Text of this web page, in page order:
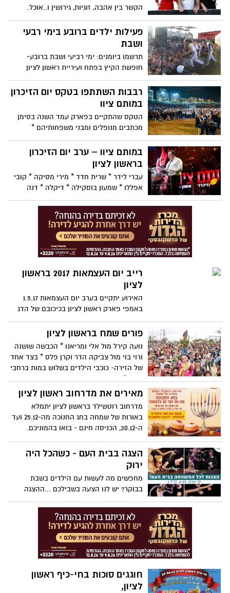
הקשר בין אהבה, זוגיות, גירושין ו..אוכל.
המופע "מבשלים זוגיות" סגר כבר למעלה
ממאה הצגות וסבב הופעות בארה"ב ועכשיו
הוא מגיע אלינו במתכון חדש. מצחיק יותר,
פעילות ילדים ברובע בימי רבעי
ושבת
תרשמו ביומנים: ימי רביעי ושבת ברובע-
חופשת הקיץ בפתח ועיריית ראשון לציון
מכינה לכם שפע של פעילויות חינמיות לקראת
החופשה
רבבות השתתפו בטקס יום הזיכרון
במותם ציוו
הטקס שהתקיים בפארק עמד השנה בסימן
מכתבים מנופלים ומבני משפחותיהם *
הסיפורים לוו בשירי אמנים * "לעד נזכור
וננצור בליבנו את הנופלים, שלזכותם נזקפים
התגברותה וקיומה והדרה ועוצמתה של מדינת
ישראל" אמר ראש העירייה, דב צור.
במותם ציוו – ערב יום הזיכרון
בראשון לציון
עברי לידר * שרית חדד * מירי מסיקה * קובי
אפללו * שמעון בוסקילה * דיקלה * דנה
לפידות * ירדנה ארזי ויונתן רזאל ילוו את
סיפורי הנופלים
רייב יום העצמאות 2017 בראשון
לציון
האירוע יתקיים בערב יום העצמאות 1.5.17
באמפי פארק ראשון לציון בכיכובם של הדג
נחש, התקווה 6, מוקי, אליעד, סקאזי, סטטיק
ובן אל, האולטראס ועוד רבים וטובים
פורים שמח בראשון לציון
נועה קירל מול אלי ומריאנו * הכבשה שושנה
ורוי בוי מול צביקה הדר וקרן פלס * בצד אחד
של הזירה- כוכבי הילדים בשלוש במות ברחבי
העיר * בצד השני הבדרנים הכי מצחיקים
בפסטיבל הצחוק על שם ספי ריבלין * פורים
מאירים את מדרחוב ראשון לציון
מדרחוב רוטשילד בראשון לציון יתמלא
באורות של שמחה בחג החנוכה מה-25.12 ועד
ה-30.12, הכניסה חינם - בואו בהמוניכם.
הצגה בבית העם - כשהכל היה
ירוק
מחפשים מה לעשות עם הילדים בשבת
בבוקר? יש לנו הצעה בשבילכם ...ההצגה
"כשהכל היה ירוק" מגיעה לבית העם בראשון
חוגגים סוכות בחי-כיף ראשון
לציון,